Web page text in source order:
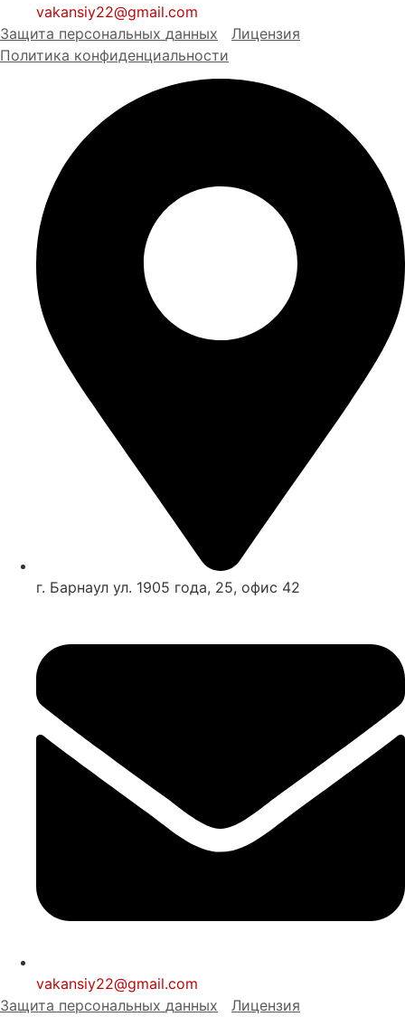
vakansiy22@gmail.com
Защита персональных данных
Лицензия
Политика конфиденциальности
г. Барнаул ул. 1905 года, 25, офис 42
vakansiy22@gmail.com
Защита персональных данных Лицензия